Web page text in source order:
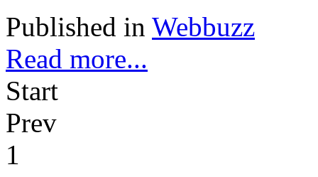
Published in Webbuzz
Read more...
Start
Prev
1